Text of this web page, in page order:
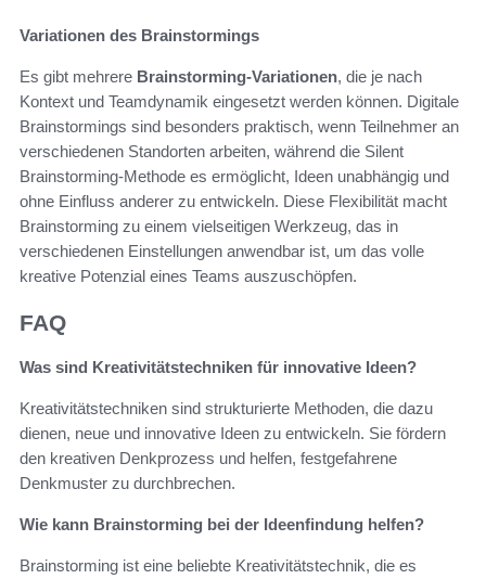
Variationen des Brainstormings
Es gibt mehrere Brainstorming-Variationen, die je nach
Kontext und Teamdynamik eingesetzt werden können. Digitale
Brainstormings sind besonders praktisch, wenn Teilnehmer an
verschiedenen Standorten arbeiten, während die Silent
Brainstorming-Methode es ermöglicht, Ideen unabhängig und
ohne Einfluss anderer zu entwickeln. Diese Flexibilität macht
Brainstorming zu einem vielseitigen Werkzeug, das in
verschiedenen Einstellungen anwendbar ist, um das volle
kreative Potenzial eines Teams auszuschöpfen.
FAQ
Was sind Kreativitätstechniken für innovative Ideen?
Kreativitätstechniken sind strukturierte Methoden, die dazu
dienen, neue und innovative Ideen zu entwickeln. Sie fördern
den kreativen Denkprozess und helfen, festgefahrene
Denkmuster zu durchbrechen.
Wie kann Brainstorming bei der Ideenfindung helfen?
Brainstorming ist eine beliebte Kreativitätstechnik, die es